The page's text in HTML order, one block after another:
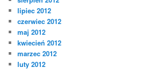
lipiec 2012
czerwiec 2012
maj 2012
kwiecień 2012
marzec 2012
luty 2012